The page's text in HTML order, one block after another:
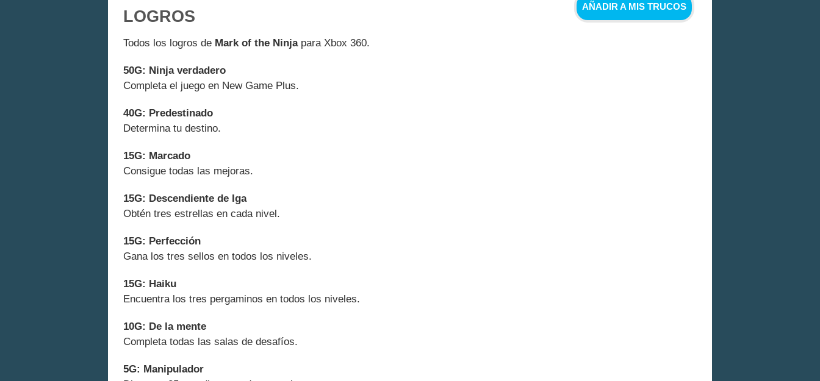
AÑADIR A MIS TRUCOS
LOGROS
Todos los logros de Mark of the Ninjapara Xbox 360.
50G: Ninja verdadero
Completa el juego en New Game Plus.
40G: Predestinado
Determina tu destino.
15G: Marcado
Consigue todas las mejoras.
15G: Descendiente de Iga
Obtén tres estrellas en cada nivel.
15G: Perfección
Gana los tres sellos en todos los niveles.
15G: Haiku
Encuentra los tres pergaminos en todos los niveles.
10G: De la mente
Completa todas las salas de desafíos.
5G: Manipulador